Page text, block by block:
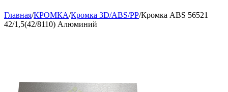
Главная/КРОМКА/Кромка 3D/ABS/PP/Кромка ABS 56521
42/1,5(42/8110) Алюминий